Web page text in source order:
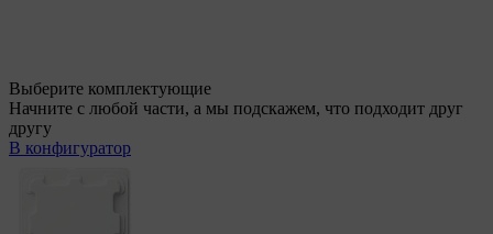
Выберите комплектующие
Начните с любой части, а мы подскажем, что подходит друг
другу
В конфигуратор